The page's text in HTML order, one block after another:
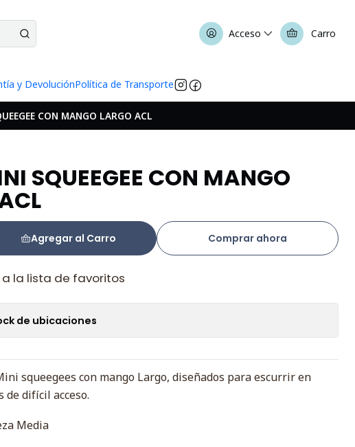
Acceso Carro
y DevoluciónPolítica de Transporte
CON MANGO LARGO ACL
SQUEEGEE CON MANGO
Agregar al Carro Comprar ahora
la lista de favoritos
de ubicaciones
squeegees con mango Largo, diseñados para escurrir en
de difícil acceso.
Media